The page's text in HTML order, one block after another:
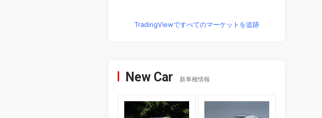
TradingViewですべてのマーケットを追跡
New Car 新車種情報